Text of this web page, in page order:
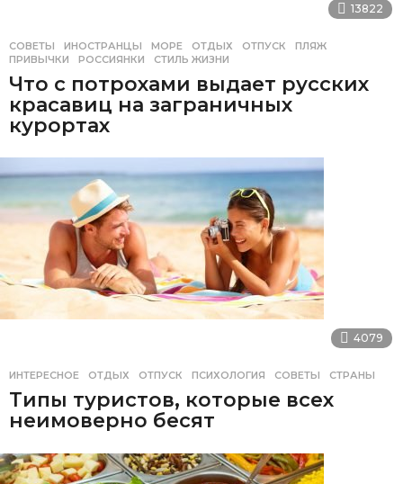
13822
СОВЕТЫ ИНОСТРАНЦЫ ,МОРЕ ,ОТДЫХ ,ОТПУСК ,ПЛЯЖ
ПРИВЫЧКИ
,РОССИЯНКИ ,СТИЛЬ ЖИЗНИ
Что с потрохами выдает русских
красавиц на заграничных
курортах
4079
ИНТЕРЕСНОЕ ОТДЫХ ,ОТПУСК ,ПСИХОЛОГИЯ ,СОВЕТЫ ,СТРАНЫ
Типы туристов, которые всех
неимоверно бесят